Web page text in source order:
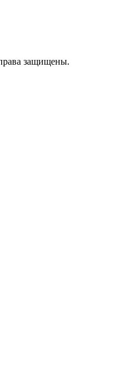
защищены.